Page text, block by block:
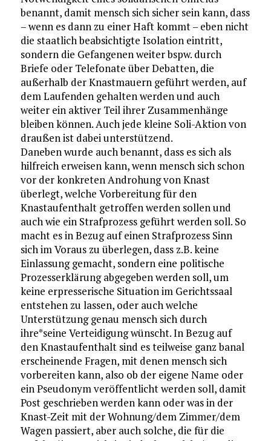
benannt, damit mensch sich sicher sein kann, dass
– wenn es dann zu einer Haft kommt – eben nicht
die staatlich beabsichtigte Isolation eintritt,
sondern die Gefangenen weiter bspw. durch
Briefe oder Telefonate über Debatten, die
außerhalb der Knastmauern geführt werden, auf
dem Laufenden gehalten werden und auch
weiter ein aktiver Teil ihrer Zusammenhänge
bleiben können. Auch jede kleine Soli-Aktion von
draußen ist dabei unterstützend.
Daneben wurde auch benannt, dass es sich als
hilfreich erweisen kann, wenn mensch sich schon
vor der konkreten Androhung von Knast
überlegt, welche Vorbereitung für den
Knastaufenthalt getroffen werden sollen und
auch wie ein Strafprozess geführt werden soll. So
macht es in Bezug auf einen Strafprozess Sinn
sich im Voraus zu überlegen, dass z.B. keine
Einlassung gemacht, sondern eine politische
Prozesserklärung abgegeben werden soll, um
keine erpresserische Situation im Gerichtssaal
entstehen zu lassen, oder auch welche
Unterstützung genau mensch sich durch
ihre*seine Verteidigung wünscht. In Bezug auf
den Knastaufenthalt sind es teilweise ganz banal
erscheinende Fragen, mit denen mensch sich
vorbereiten kann, also ob der eigene Name oder
ein Pseudonym veröffentlicht werden soll, damit
Post geschrieben werden kann oder was in der
Knast-Zeit mit der Wohnung/dem Zimmer/dem
Wagen passiert, aber auch solche, die für die